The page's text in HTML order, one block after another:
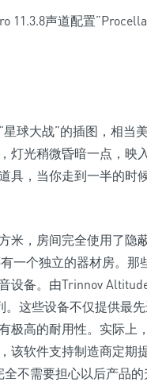
球大战”的插图，相当
灯光稍微昏暗一点，映
具，当你走到一半的时
米，房间完全使用了
一个独立的器材房。
设备。由Trinnov
这些设备不仅提供最
极高的耐用性。实际上
该软件支持制造商定期
不需要担心以后产品的